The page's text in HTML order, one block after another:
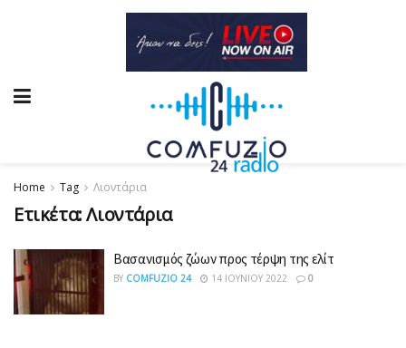
Home Tag Λιοντάρια
Ετικέτα:Λιοντάρια
Βασανισμός ζώων προς τέρψη της ελίτ
BY COMFUZIO 24 14 ΙΟΥΝΊΟΥ 2022 0